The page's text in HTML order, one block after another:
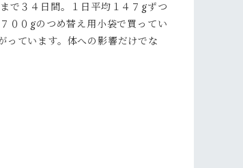
で３４日間。１日平均１４７gずつ
００gのつめ替え用小袋で買ってい
っています。体への影響だけでな